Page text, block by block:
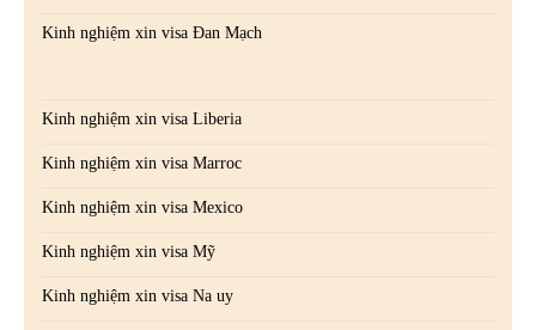
Kinh nghiệm xin visa Đan Mạch
Kinh nghiệm xin visa Liberia
Kinh nghiệm xin visa Marroc
Kinh nghiệm xin visa Mexico
Kinh nghiệm xin visa Mỹ
Kinh nghiệm xin visa Na uy